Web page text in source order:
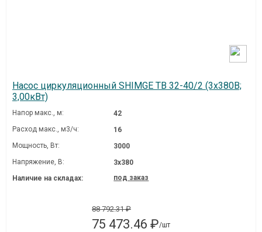
Насос циркуляционный SHIMGE TB 32-40/2 (3х380В;
3,00кВт)
Напор макс., м:
42
Расход макс., м3/ч:
16
Мощность, Вт:
3000
Напряжение, В:
3х380
Наличие на складах:
под заказ
88 792.31 ₽
75 473.46 ₽/шт